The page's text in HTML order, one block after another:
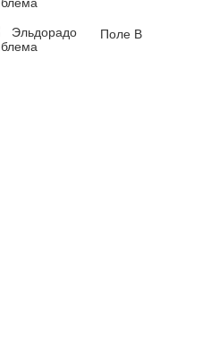
Эльдорадо Поле В